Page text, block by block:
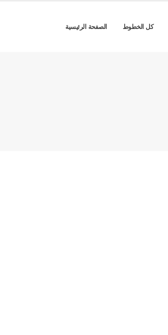
كل الخطوط الصفحة الرئيسية